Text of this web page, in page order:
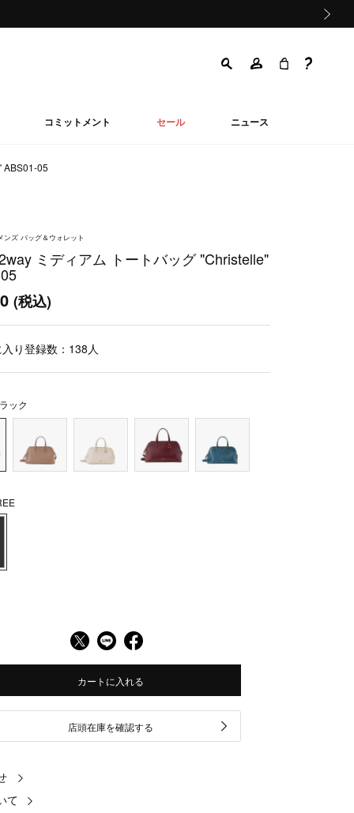
コミットメント セール ニュース
ABS01-05
ンズ バッグ＆ウォレット
ミディアム トートバッグ "Christelle"
(税込)
り登録数： 138人
ック
カートに入れる
店頭在庫を確認する
て